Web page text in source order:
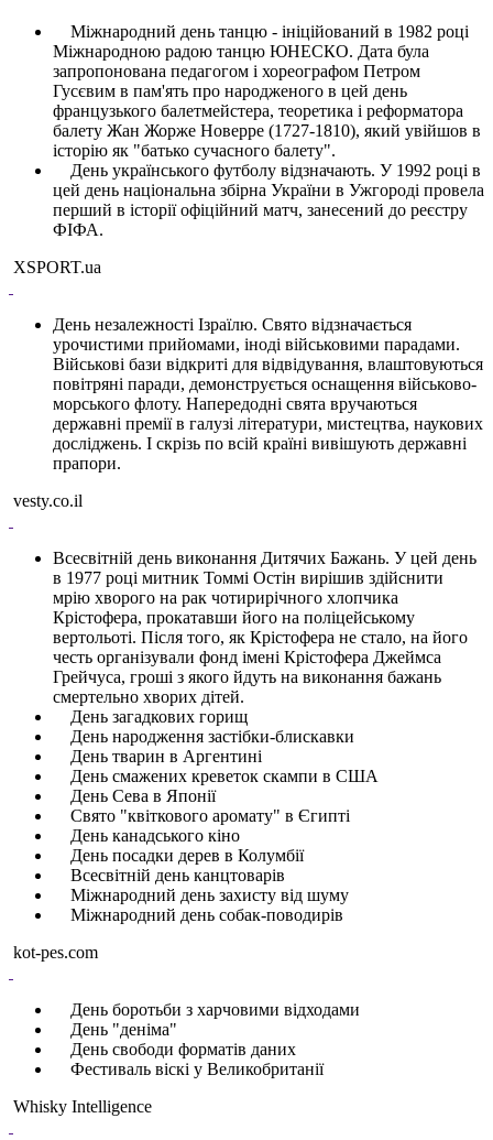
Міжнародний день танцю - ініційований в 1982 році
Міжнародною радою танцю ЮНЕСКО. Дата була
запропонована педагогом і хореографом Петром
Гусєвим в пам'ять про народженого в цей день
французького балетмейстера, теоретика і реформатора
балету Жан Жорже Новерре (1727-1810), який увійшов в
історію як "батько сучасного балету".
День українського футболу відзначають. У 1992 році в
цей день національна збірна України в Ужгороді провела
перший в історії офіційний матч, занесений до реєстру
ФІФА.
XSPORT.ua
День незалежності Ізраїлю. Свято відзначається
урочистими прийомами, іноді військовими парадами.
Військові бази відкриті для відвідування, влаштовуються
повітряні паради, демонструється оснащення військово-
морського флоту. Напередодні свята вручаються
державні премії в галузі літератури, мистецтва, наукових
досліджень. І скрізь по всій країні вивішують державні
прапори.
vesty.co.il
Всесвітній день виконання Дитячих Бажань. У цей день
в 1977 році митник Томмі Остін вирішив здійснити
мрію хворого на рак чотирирічного хлопчика
Крістофера, прокатавши його на поліцейському
вертольоті. Після того, як Крістофера не стало, на його
честь організували фонд імені Крістофера Джеймса
Грейчуса, гроші з якого йдуть на виконання бажань
смертельно хворих дітей.
День загадкових горищ
День народження застібки-блискавки
День тварин в Аргентині
День смажених креветок скампи в США
День Сева в Японії
Свято "квіткового аромату" в Єгипті
День канадського кіно
День посадки дерев в Колумбії
Всесвітній день канцтоварів
Міжнародний день захисту від шуму
Міжнародний день собак-поводирів
kot-pes.com
День боротьби з харчовими відходами
День "деніма"
День свободи форматів даних
Фестиваль віскі у Великобританії
Whisky Intelligence